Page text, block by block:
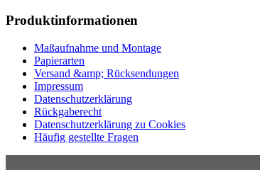
Produktinformationen
Maßaufnahme und Montage
Papierarten
Versand &amp; Rücksendungen
Impressum
Datenschutzerklärung
Rückgaberecht
Datenschutzerklärung zu Cookies
Häufig gestellte Fragen